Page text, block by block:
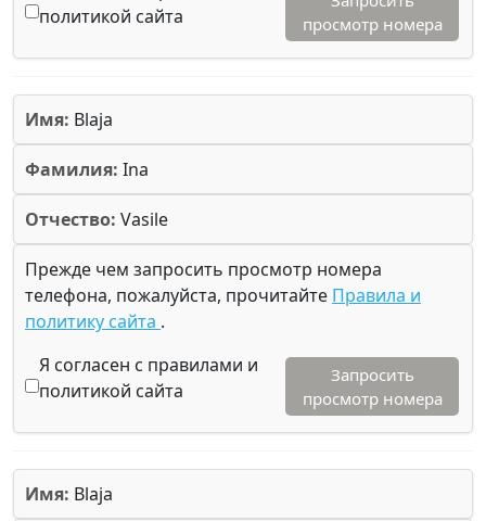
политикой сайта
просмотр номера
Имя: Blaja
Фамилия: Ina
Отчество: Vasile
Прежде чем запросить просмотр номера
телефона, пожалуйста, прочитайте Правила и
политику сайта .
Я согласен с правилами и
политикой сайта
Запросить
просмотр номера
Имя: Blaja